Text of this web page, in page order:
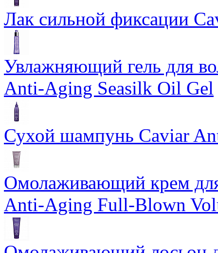
Лак сильной фиксации
Увлажняющий гель для
Anti-Aging Seasilk Oil Gel
Сухой шампунь Caviar
Омолаживающий крем
Anti-Aging Full-Blown